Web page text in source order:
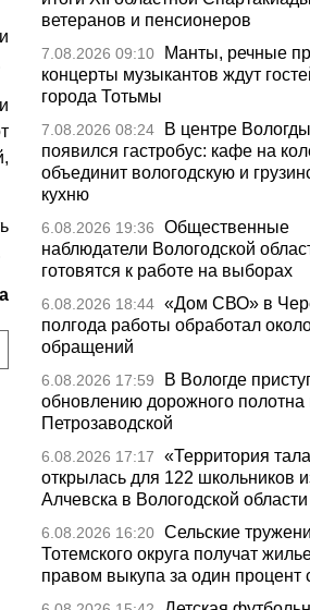
ветеранов и пенсионеров
7.08.2026 09:10
Манты, речные
концерты музыкантов ждут
города Тотьмы
7.08.2026 08:24
В центре Вологды
появился гастробус: кафе на
объединит вологодскую и
кухню
6.08.2026 19:36
Общественные
наблюдатели Вологодской
готовятся к работе на выборах
6.08.2026 18:44 «Дом СВО» в
полгода работы обработал
обращений
6.08.2026 17:59
В Вологде
обновлению дорожного полотна
Петрозаводской
6.08.2026 17:17
«Территория
открылась для 122 школьников
Алчевска в Вологодской области
6.08.2026 16:20 Сельские
Тотемского округа получат
правом выкупа за один процент